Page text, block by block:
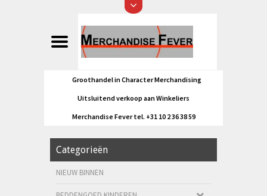
Groothandel in Character Merchandising
Uitsluitend verkoop aan Winkeliers
Merchandise Fever tel. +31 10 2 36 38 59
Categorieën
NIEUW BINNEN